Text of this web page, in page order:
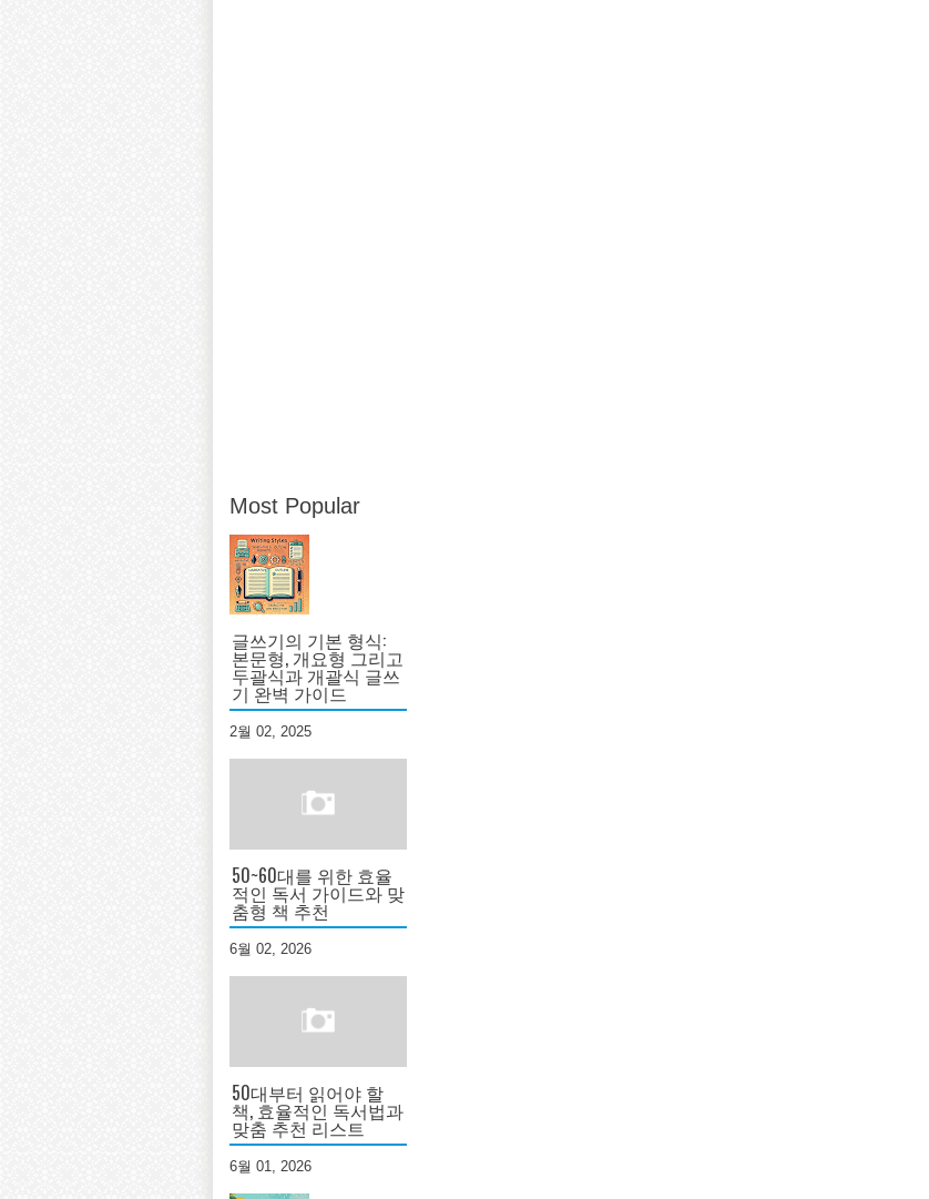
Most Popular
글쓰기의 기본 형식:
본문형, 개요형 그리고
두괄식과 개괄식 글쓰
기 완벽 가이드
2월 02, 2025
50~60대를 위한 효율
적인 독서 가이드와 맞
춤형 책 추천
6월 02, 2026
50대부터 읽어야 할
책, 효율적인 독서법과
맞춤 추천 리스트
6월 01, 2026